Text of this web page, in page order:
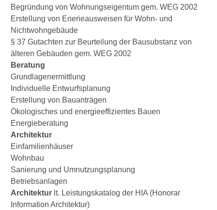
Begründung von Wohnungseigentum gem. WEG 2002
Erstellung von Enerieausweisen für Wohn- und
Nichtwohngebäude
§ 37 Gutachten zur Beurteilung der Bausubstanz von
älteren Gebäuden gem. WEG 2002
Beratung
Grundlagenermittlung
Individuelle Entwurfsplanung
Erstellung von Bauanträgen
Ökologisches und energieeffizientes Bauen
Energieberatung
Architektur
Einfamilienhäuser
Wohnbau
Sanierung und Umnutzungsplanung
Betriebsanlagen
Architektur lt. Leistungskatalog der HIA (Honorar
Information Architektur)